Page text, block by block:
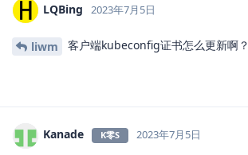
LQBing 2023年7月5日
liwm 客户端kubeconfig证书怎么更新啊？
Kanade K零S 2023年7月5日